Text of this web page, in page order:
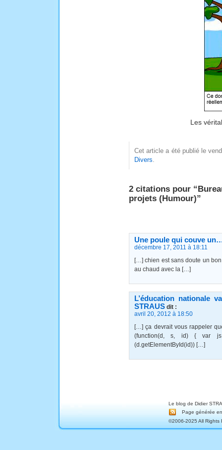
Les
Cet article a été publié le
Divers
2 citations pour
projets (Humour)”
Une poule qui couve
décembre 17, 2011 à 18:11
[…] chien est sans doute un
au chaud avec la […]
L’éducation nationale
STRAUS dit :
avril 20, 2012 à 18:50
[…] ça devrait vous rappeler
(function(d, s, id) { var js,
(d.getElementById(id)) […]
Le blog de Didier
Page générée
©2006-2025 All Rights